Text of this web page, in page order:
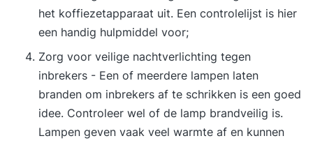
het koffiezetapparaat uit. Een controlelijst is hier
een handig hulpmiddel voor;
Zorg voor veilige nachtverlichting tegen
inbrekers - Een of meerdere lampen laten
branden om inbrekers af te schrikken is een goed
idee. Controleer wel of de lamp brandveilig is.
Lampen geven vaak veel warmte af en kunnen